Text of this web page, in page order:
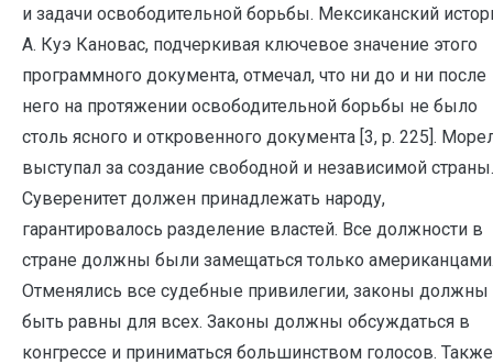
и задачи освободительной борьбы. Мексиканский
А. Куэ Кановас, подчеркивая ключевое значение этого
программного документа, отмечал, что ни до и ни после
него на протяжении освободительной борьбы не было
столь ясного и откровенного документа [3, р. 225].
выступал за создание свободной и независимой страны.
Суверенитет должен принадлежать народу,
гарантировалось разделение властей. Все должности в
стране должны были замещаться только
Отменялись все судебные привилегии, законы должны
быть равны для всех. Законы должны обсуждаться в
конгрессе и приниматься большинством голосов. Также